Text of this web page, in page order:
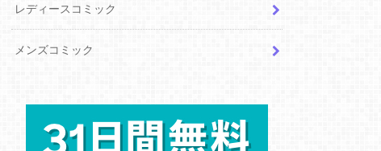
レディースコミック
メンズコミック